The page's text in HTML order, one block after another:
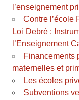
l’enseignement
Contre l’école
Loi Debré :
l’Enseignement
Financements
maternelles et
Les écoles
Subventions